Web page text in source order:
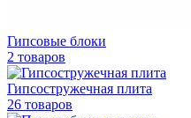
Гипсовые блоки
2 товаров
Гипсостружечная плита
26 товаров